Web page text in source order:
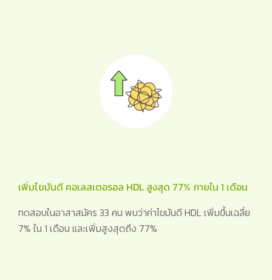
เพิ่มไขมันดี คอเลสเตอรอล HDL สูงสุด 77% ภายใน 1 เดือน
ทดสอบในอาสาสมัคร 33 คน พบว่าค่าไขมันดี HDL เพิ่มขึ้นเฉลี่ย
7% ใน 1 เดือน และเพิ่มสูงสุดถึง 77%